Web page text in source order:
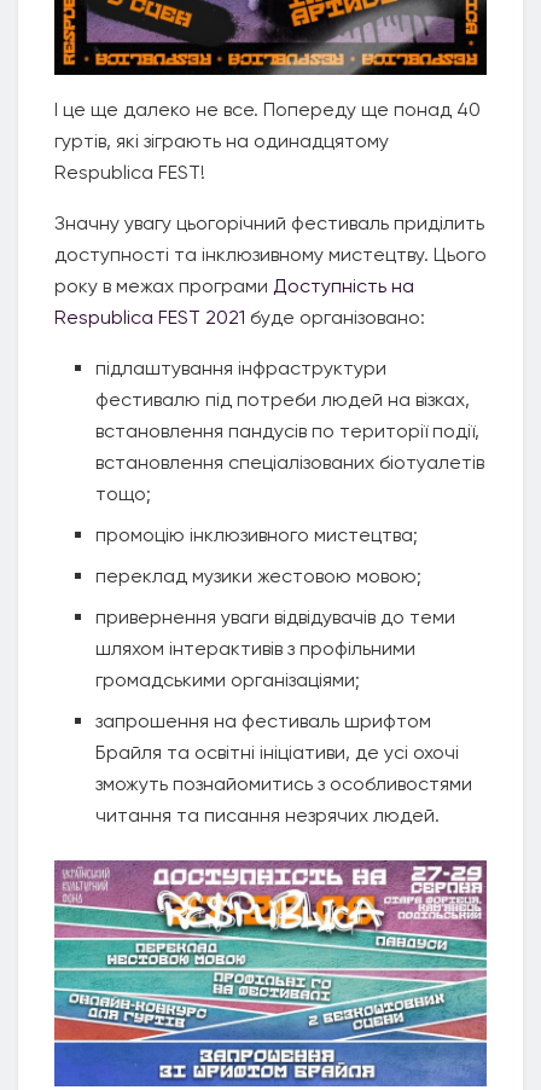
І це ще далеко не все. Попереду ще понад 40
гуртів, які зіграють на одинадцятому
Respublica FEST!
Значну увагу цьогорічний фестиваль приділить
доступності та інклюзивному мистецтву. Цього
року в межах програми Доступність на
Respublica FEST 2021 буде організовано:
підлаштування інфраструктури
фестивалю під потреби людей на візках,
встановлення пандусів по території події,
встановлення спеціалізованих біотуалетів
тощо;
промоцію інклюзивного мистецтва;
переклад музики жестовою мовою;
привернення уваги відвідувачів до теми
шляхом інтерактивів з профільними
громадськими організаціями;
запрошення на фестиваль шрифтом
Брайля та освітні ініціативи, де усі охочі
зможуть познайомитись з особливостями
читання та писання незрячих людей.